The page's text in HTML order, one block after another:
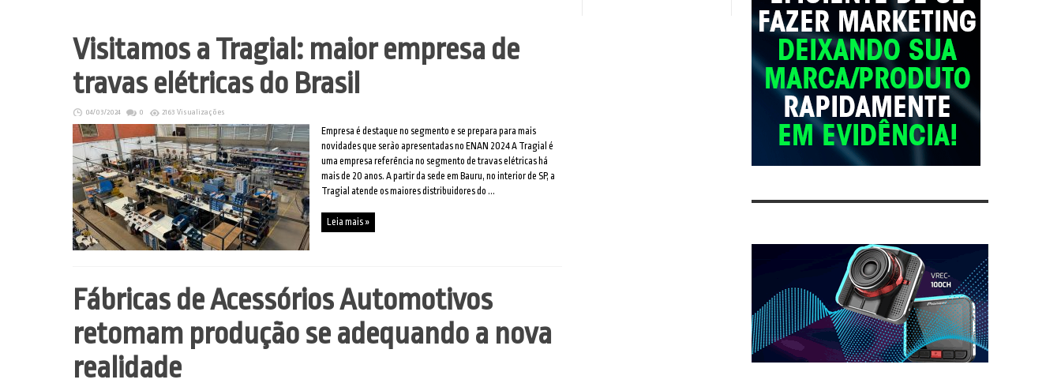
Visitamos a Tragial: maior empresa de
travas elétricas do Brasil
04/03/2024 0 2163 Visualizações
Empresa é destaque no segmento e se prepara para mais
novidades que serão apresentadas no ENAN 2024 A Tragial é
uma empresa referência no segmento de travas elétricas há
mais de 20 anos. A partir da sede em Bauru, no interior de SP, a
Tragial atende os maiores distribuidores do ...
Leia mais »
Fábricas de Acessórios Automotivos
retomam produção se adequando a nova
realidade